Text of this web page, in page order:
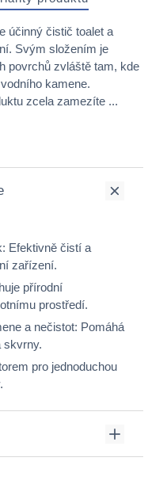
účinný čistič toalet a
Svým složením je
povrchů zvláště tam, kde
kamene.
zcela zamezíte ...
Efektivně čistí a
zařízení.
přírodní
prostředí.
a nečistot: Pomáhá
skvrny.
pro jednoduchou